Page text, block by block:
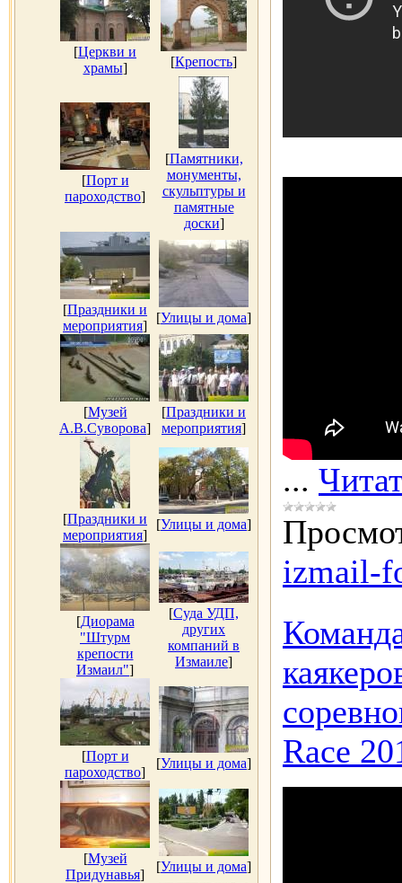
[Церкви и
храмы] [Крепость]
[Порт и
пароходство]
[Памятники,
монументы,
скульптуры и
памятные
доски]
[Праздники и
мероприятия]
[Улицы и дома]
[Музей
А.В.Суворова]
[Праздники и
мероприятия]
[Праздники и
мероприятия]
[Улицы и дома]
[Диорама
"Штурм
крепости
Измаил"]
[Суда УДП,
других
компаний в
Измаиле]
[Порт и
пароходство]
[Улицы и дома]
[Музей
Придунавья]
[Улицы и дома]
...
izmail-
Race